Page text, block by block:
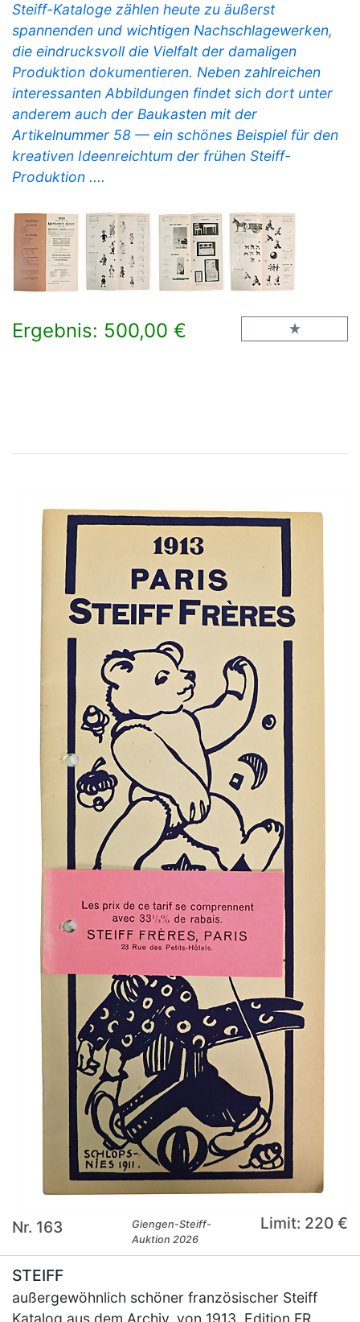
Steiff-Kataloge zählen heute zu äußerst
spannenden und wichtigen Nachschlagewerken,
die eindrucksvoll die Vielfalt der damaligen
Produktion dokumentieren. Neben zahlreichen
interessanten Abbildungen findet sich dort unter
anderem auch der Baukasten mit der
Artikelnummer 58 — ein schönes Beispiel für den
kreativen Ideenreichtum der frühen Steiff-
Produktion ....
Ergebnis: 500,00 €
Nr. 163
Giengen-Steiff-
Auktion 2026
Limit: 220 €
STEIFF
außergewöhnlich schöner französischer Steiff
Katalog aus dem Archiv, von 1913, Edition FR,